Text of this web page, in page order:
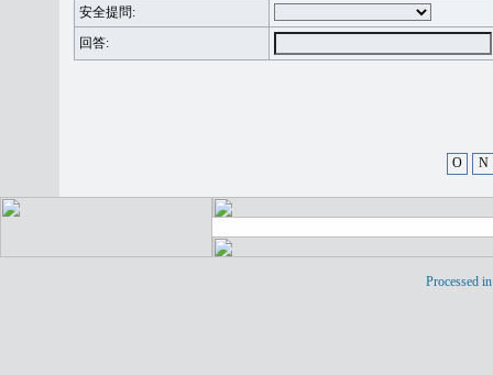
安全提問:
回答:
O N
Processed